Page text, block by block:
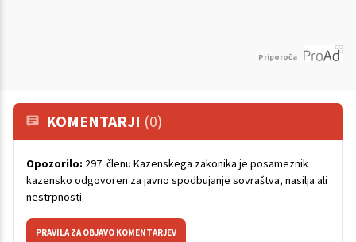
Priporoča
KOMENTARJI (0)
Opozorilo: 297. členu Kazenskega zakonika je posameznik
kazensko odgovoren za javno spodbujanje sovraštva, nasilja ali
nestrpnosti.
PRAVILA ZA OBJAVO KOMENTARJEV